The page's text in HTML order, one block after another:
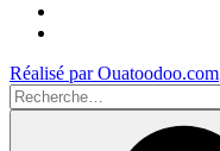
Réalisé par Ouatoodoo.com
Recherche
pour